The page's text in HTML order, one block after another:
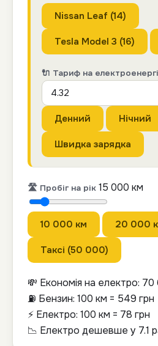
Nissan Leaf (14)
Tesla Model 3 (16)
🔌 Тариф на
Денний Нічний
Швидка зарядка
🛣 Пробіг на рік 15 000 км
10 000 км 20 000
Таксі (50 000)
💸 Економія на електро: 70
⛽ Бензин: 100 км = 549 грн
⚡ Електро: 100 км = 78 грн
📉 Електро дешевше у 7.1